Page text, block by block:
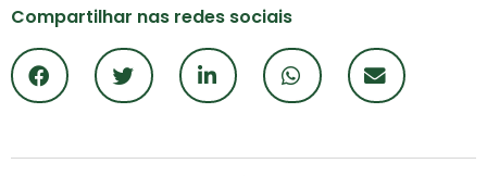
Compartilhar nas redes sociais